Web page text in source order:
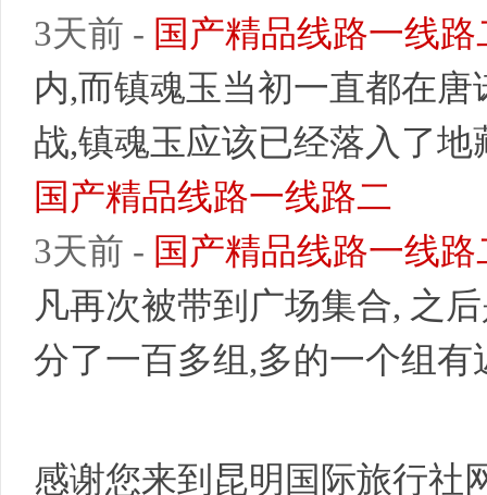
3天前 - 国产精品线路一线路
内,而镇魂玉当初一直都在
战,镇魂玉应该已经落入了
国产精品线路一线路二
3天前 - 国产精品线路一线路
凡再次被带到广场集合, 之
分了一百多组,多的一个组有
感谢您来到昆明国际旅行社